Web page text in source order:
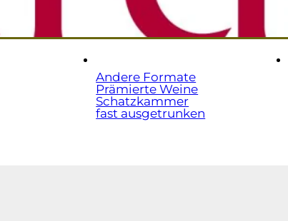
Andere Formate
Prämierte Weine
Schatzkammer
fast ausgetrunken